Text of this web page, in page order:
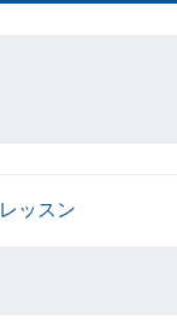
レッスン